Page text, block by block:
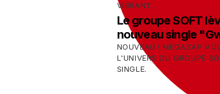
VIBRANT.
Le groupe SOFT
nouveau single
NOUVEAU ! MEGAZAP
L'UNIVERS DU GROUPE
SINGLE.